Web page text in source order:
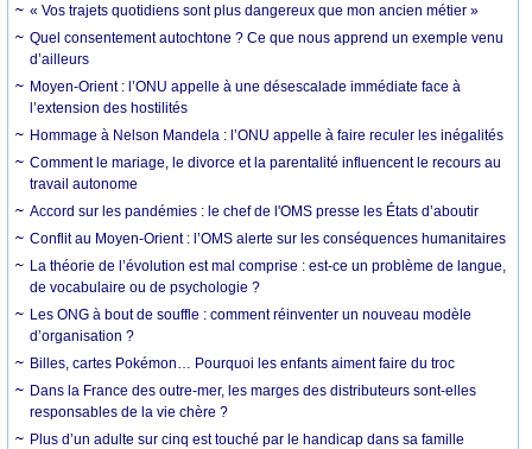
« Vos trajets quotidiens sont plus dangereux que mon ancien métier »
Quel consentement autochtone ? Ce que nous apprend un exemple venu
d’ailleurs
Moyen-Orient : l’ONU appelle à une désescalade immédiate face à
l’extension des hostilités
Hommage à Nelson Mandela : l’ONU appelle à faire reculer les inégalités
Comment le mariage, le divorce et la parentalité influencent le recours au
travail autonome
Accord sur les pandémies : le chef de l'OMS presse les États d’aboutir
Conflit au Moyen-Orient : l’OMS alerte sur les conséquences humanitaires
La théorie de l’évolution est mal comprise : est-ce un problème de langue,
de vocabulaire ou de psychologie ?
Les ONG à bout de souffle : comment réinventer un nouveau modèle
d’organisation ?
Billes, cartes Pokémon… Pourquoi les enfants aiment faire du troc
Dans la France des outre-mer, les marges des distributeurs sont-elles
responsables de la vie chère ?
Plus d’un adulte sur cinq est touché par le handicap dans sa famille